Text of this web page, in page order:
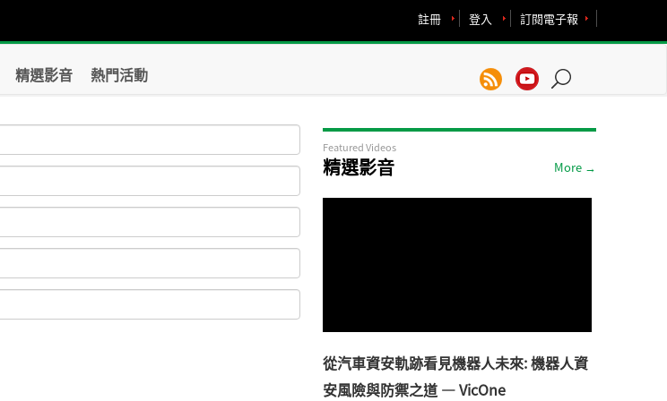
訂閱電子報
登入
註冊
精選影音 熱門活動
Featured Videos
精選影音 More →
從汽車資安軌跡看見機器人未來: 機器人資
安風險與防禦之道 — VicOne